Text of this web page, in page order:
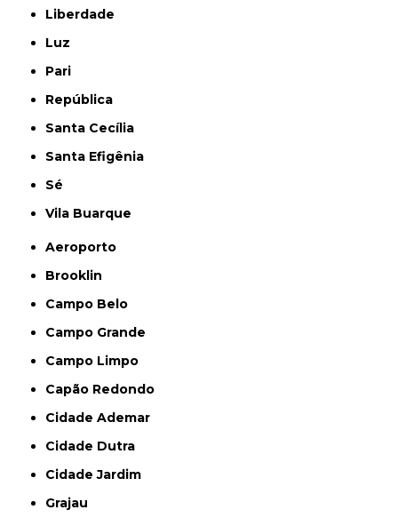
Liberdade
Luz
Pari
República
Santa Cecília
Santa Efigênia
Sé
Vila Buarque
Aeroporto
Brooklin
Campo Belo
Campo Grande
Campo Limpo
Capão Redondo
Cidade Ademar
Cidade Dutra
Cidade Jardim
Grajau